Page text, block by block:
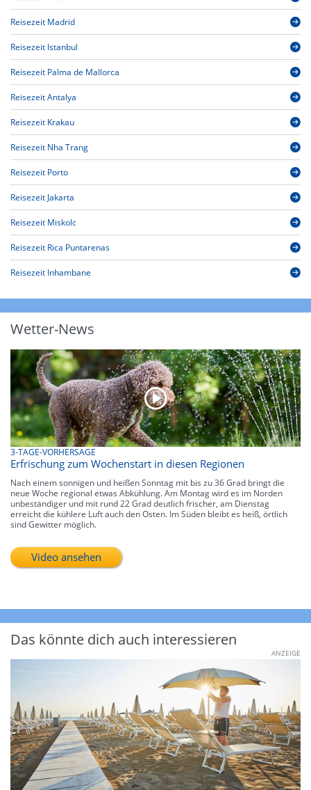
Reisezeit Madrid
Reisezeit Istanbul
Reisezeit Palma de Mallorca
Reisezeit Antalya
Reisezeit Krakau
Reisezeit Nha Trang
Reisezeit Porto
Reisezeit Jakarta
Reisezeit Miskolc
Reisezeit Rica Puntarenas
Reisezeit Inhambane
Wetter-News
3-TAGE-VORHERSAGE
Erfrischung zum Wochenstart in diesen Regionen
Nach einem sonnigen und heißen Sonntag mit bis zu 36 Grad bringt die
neue Woche regional etwas Abkühlung. Am Montag wird es im Norden
unbeständiger und mit rund 22 Grad deutlich frischer, am Dienstag
erreicht die kühlere Luft auch den Osten. Im Süden bleibt es heiß, örtlich
sind Gewitter möglich.
Video ansehen
Das könnte dich auch interessieren
ANZEIGE